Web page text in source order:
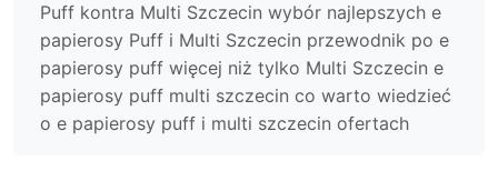
Puff kontra Multi Szczecin wybór najlepszych e
papierosy Puff i Multi Szczecin przewodnik po e
papierosy puff więcej niż tylko Multi Szczecin e
papierosy puff multi szczecin co warto wiedzieć
o e papierosy puff i multi szczecin ofertach